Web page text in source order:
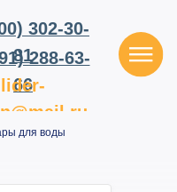
для воды